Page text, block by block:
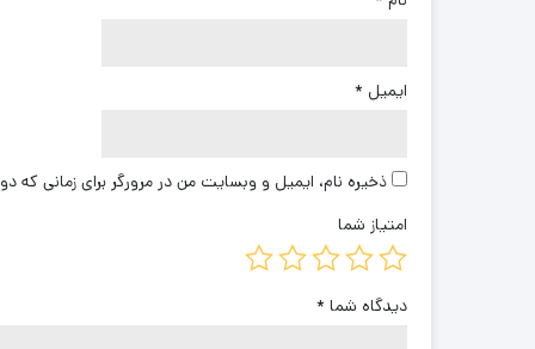
ایمیل *
ذخیره نام، ایمیل و وبسایت من در مرورگر برای زمانی که
امتیاز شما
دیدگاه شما *